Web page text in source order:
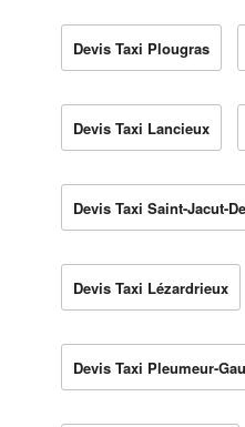
Devis Taxi Plougras
Devis Taxi Lancieux
Devis Taxi Saint-Jacut-
Devis Taxi Lézardrieux
Devis Taxi Pleumeur-